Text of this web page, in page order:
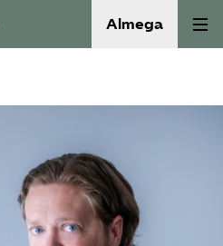
Almega